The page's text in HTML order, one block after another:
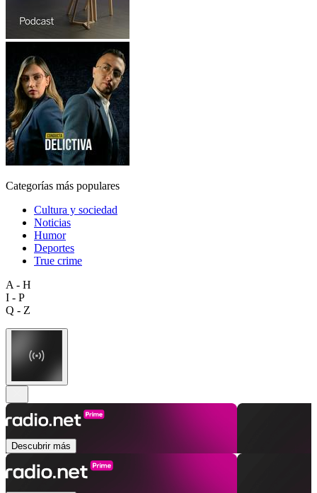
Categorías más populares
Cultura y sociedad
Noticias
Humor
Deportes
True crime
A - H
I - P
Q - Z
Descubrir más